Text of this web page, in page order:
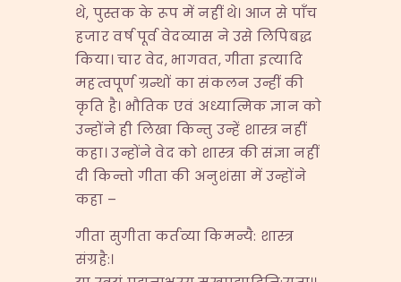
थे, पुस्तक के रूप में नहीं थे। आज से पाँच
हजार वर्ष पूर्व वेदव्यास ने उसे लिपिबद्ध
किया। चार वेद, भागवत, गीता इत्यादि
महत्वपूर्ण ग्रन्थों का संकलन उन्हीं की
कृति है। भौतिक एवं अध्यात्मिक ज्ञान को
उन्होंने ही लिखा किन्तु उन्हें शास्त्र नहीं
कहा। उन्होंने वेद को शास्त्र की संज्ञा नहीं
दी किन्तो गीता की अनुशंसा में उन्होंने
कहा –
गीता सुगीता कर्तव्या किमन्यै: शास्त्र
संग्रहै:।